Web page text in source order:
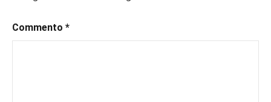
Commento *